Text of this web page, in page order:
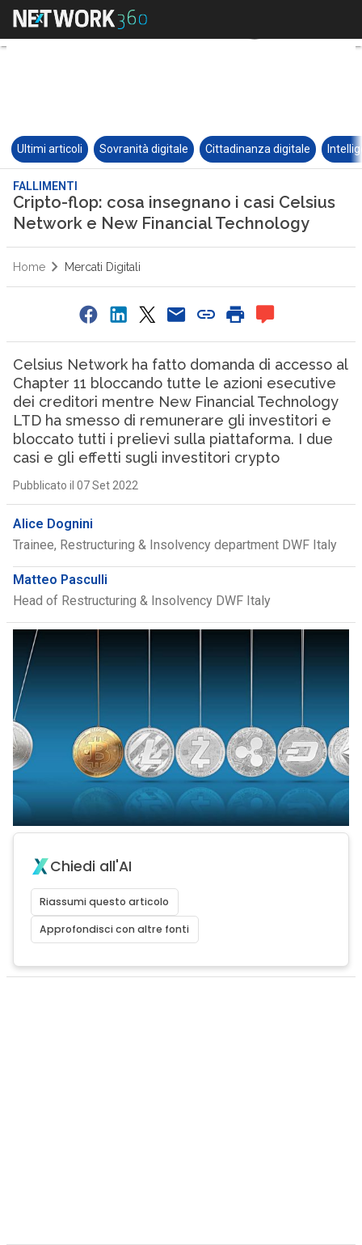
Ultimi articoli Sovranità digitale Cittadinanza digitale
FALLIMENTI
Cripto-flop: cosa insegnano i casi Celsius
Network e New Financial Technology
Home Mercati Digitali
Celsius Network ha fatto domanda di accesso al
Chapter 11 bloccando tutte le azioni esecutive
dei creditori mentre New Financial Technology
LTD ha smesso di remunerare gli investitori e
bloccato tutti i prelievi sulla piattaforma. I due
casi e gli effetti sugli investitori crypto
Pubblicato il 07 Set 2022
Alice Dognini
Trainee, Restructuring & Insolvency department DWF Italy
Matteo Pasculli
Head of Restructuring & Insolvency DWF Italy
Chiedi all'AI
Riassumi questo articolo
Approfondisci con altre fonti